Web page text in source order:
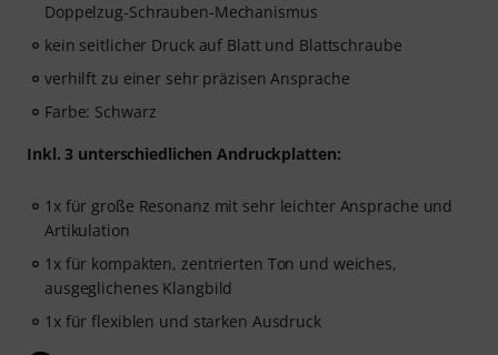
Doppelzug-Schrauben-Mechanismus
kein seitlicher Druck auf Blatt und Blattschraube
verhilft zu einer sehr präzisen Ansprache
Farbe: Schwarz
Inkl. 3 unterschiedlichen Andruckplatten:
1x für große Resonanz mit sehr leichter Ansprache und
Artikulation
1x für kompakten, zentrierten Ton und weiches,
ausgeglichenes Klangbild
1x für flexiblen und starken Ausdruck